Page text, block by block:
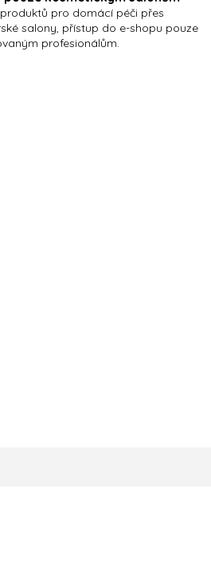
pro domácí péči přes
salony, přístup do e-shopu pouze
profesionálům.